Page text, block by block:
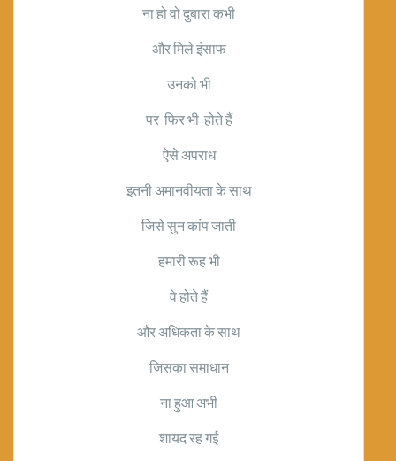
ना हो वो दुबारा कभी
और मिले इंसाफ
उनको भी
पर फिर भी होते हैं
ऐसे अपराध
इतनी अमानवीयता के साथ
जिसे सुन कांप जाती
हमारी रूह भी
वे होते हैं
और अधिकता के साथ
जिसका समाधान
ना हुआ अभी
शायद रह गई